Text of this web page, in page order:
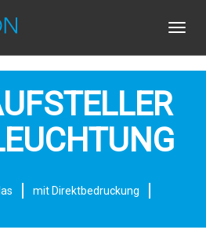
mit Direktbedruckung